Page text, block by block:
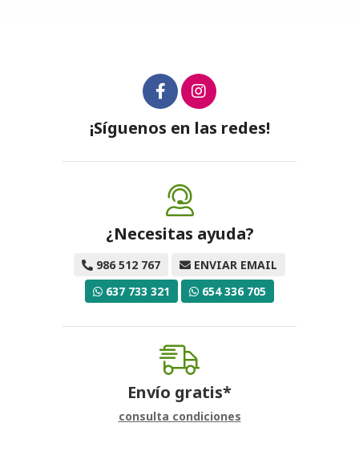
¡Síguenos en las redes!
¿Necesitas ayuda?
986 512 767
ENVIAR EMAIL
637 733 321
654 336 705
Envío gratis*
consulta condiciones